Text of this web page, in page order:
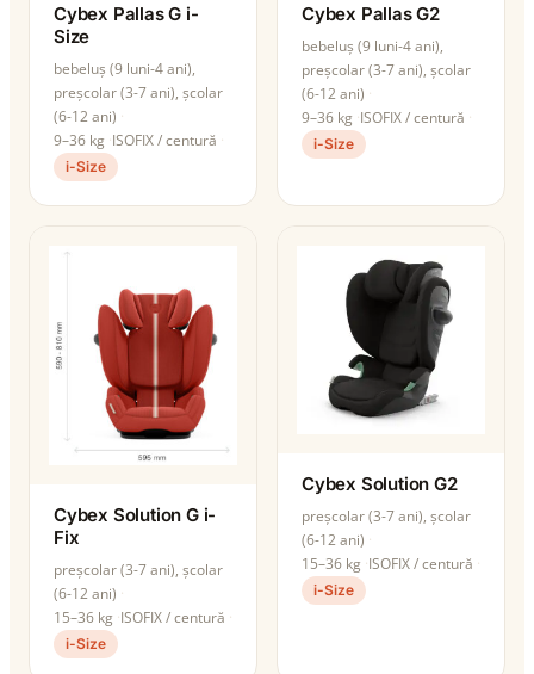
Cybex Pallas G i-
Size
bebeluș (9 luni-4 ani),
preșcolar (3-7 ani), școlar
(6-12 ani)
9–36 kg ISOFIX / centură
i-Size
Cybex Pallas G2
bebeluș (9 luni-4 ani),
preșcolar (3-7 ani), școlar
(6-12 ani)
9–36 kg ISOFIX / centură
i-Size
Cybex Solution G i-
Fix
preșcolar (3-7 ani), școlar
(6-12 ani)
15–36 kg ISOFIX / centură
i-Size
Cybex Solution G2
preșcolar (3-7 ani), școlar
(6-12 ani)
15–36 kg ISOFIX / centură
i-Size